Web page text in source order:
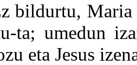
bildurtu,
ta; umedun
eta Jesus